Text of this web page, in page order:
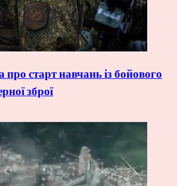
про старт навчань із бойового
зброї